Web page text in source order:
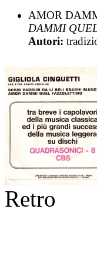
AMOR
DAMMI
Autori:
Retro